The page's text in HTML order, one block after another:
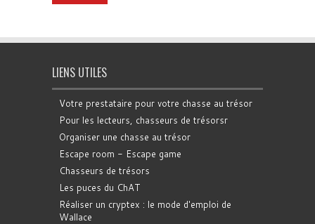
LIENS UTILES
Votre prestataire pour votre chasse au trésor
Pour les lecteurs, chasseurs de trésorsr
Organiser une chasse au trésor
Escape room - Escape game
Chasseurs de trésors
Les puces du ChAT
Réaliser un cryptex : le mode d'emploi de
Wallace